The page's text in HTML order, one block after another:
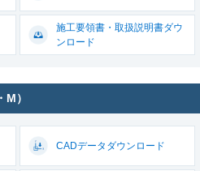
施工要領書・取扱説明書ダウ
ンロード
）
CADデータ ダウンロード